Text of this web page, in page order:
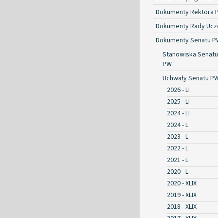
Dokumenty Rektora
Dokumenty Rady
Dokumenty Senatu
Stanowiska Senatu
PW
Uchwały Senatu
2026 - LI
2025 - LI
2024 - LI
2024 - L
2023 - L
2022 - L
2021 - L
2020 - L
2020 - XLIX
2019 - XLIX
2018 - XLIX